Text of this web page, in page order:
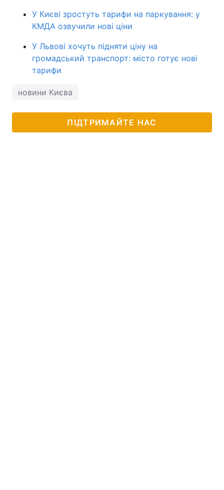
У Києві зростуть тарифи на паркування: у
КМДА озвучили нові ціни
У Львові хочуть підняти ціну на
громадський транспорт: місто готує нові
тарифи
новини Києва
ПІДТРИМАЙТЕ НАС